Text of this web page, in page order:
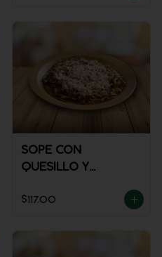
SOPE CON
QUESILLO Y
$117.00